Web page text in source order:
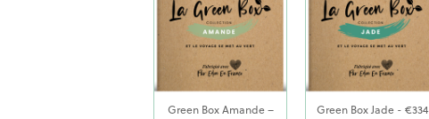
Green Box Amande –
Green Box Jade - €334